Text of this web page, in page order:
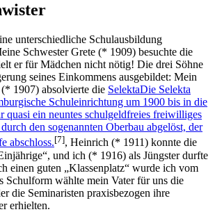
unterschiedliche Schulausbildung
Schwester Grete (* 1909) besuchte die
er für Mädchen nicht nötig! Die drei Söhne
seines Einkommens ausgebildet: Mein
1907) absolvierte die SelektaDie Selekta
Schuleinrichtung um 1900 bis in die
quasi ein neuntes schulgeldfreies freiwilliges
den sogenannten Oberbau abgelöst, der
abschloss.[7], Heinrich (* 1911) konnte die
, und ich (* 1916) als Jüngster durfte
einen guten
Klassenplatz
wurde ich vom
Schulform wählte mein Vater für uns die
die Seminaristen praxisbezogen ihre
erhielten.